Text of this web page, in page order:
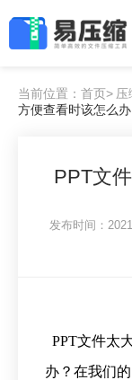
当前位置：首页> 压
方便查看时该怎么办
PPT文
发布时间：
PPT文件太
办？ 在我们